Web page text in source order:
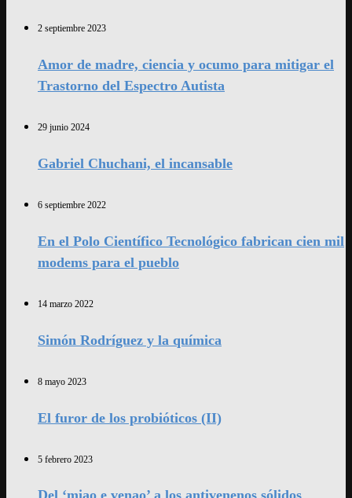
2 septiembre 2023
Amor de madre, ciencia y ocumo para mitigar el
Trastorno del Espectro Autista
29 junio 2024
Gabriel Chuchani, el incansable
6 septiembre 2022
En el Polo Científico Tecnológico fabrican cien mil
modems para el pueblo
14 marzo 2022
Simón Rodríguez y la química
8 mayo 2023
El furor de los probióticos (II)
5 febrero 2023